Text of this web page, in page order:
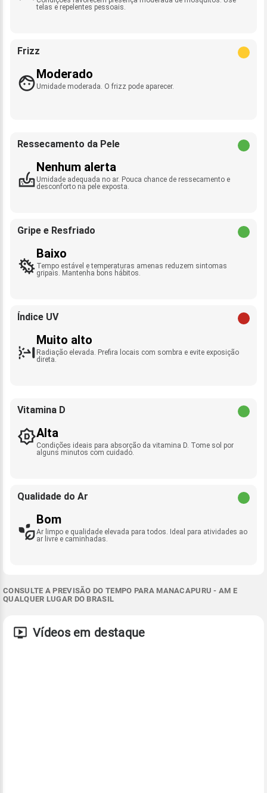
telas e repelentes pessoais.
Frizz
Moderado
Umidade moderada. O frizz pode aparecer.
Ressecamento da Pele
Nenhum alerta
Umidade adequada no ar. Pouca chance de ressecamento e
desconforto na pele exposta.
Gripe e Resfriado
Baixo
Tempo estável e temperaturas amenas reduzem sintomas
gripais. Mantenha bons hábitos.
Índice UV
Muito alto
Radiação elevada. Prefira locais com sombra e evite exposição
direta.
Vitamina D
Alta
Condições ideais para absorção da vitamina D. Tome sol por
alguns minutos com cuidado.
Qualidade do Ar
Bom
Ar limpo e qualidade elevada para todos. Ideal para atividades ao
ar livre e caminhadas.
CONSULTE A PREVISÃO DO TEMPO PARA MANACAPURU - AM E
QUALQUER LUGAR DO BRASIL
Vídeos em destaque